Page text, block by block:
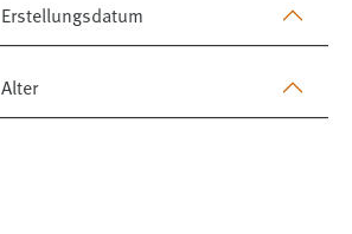
Erstellungsdatum
Alter